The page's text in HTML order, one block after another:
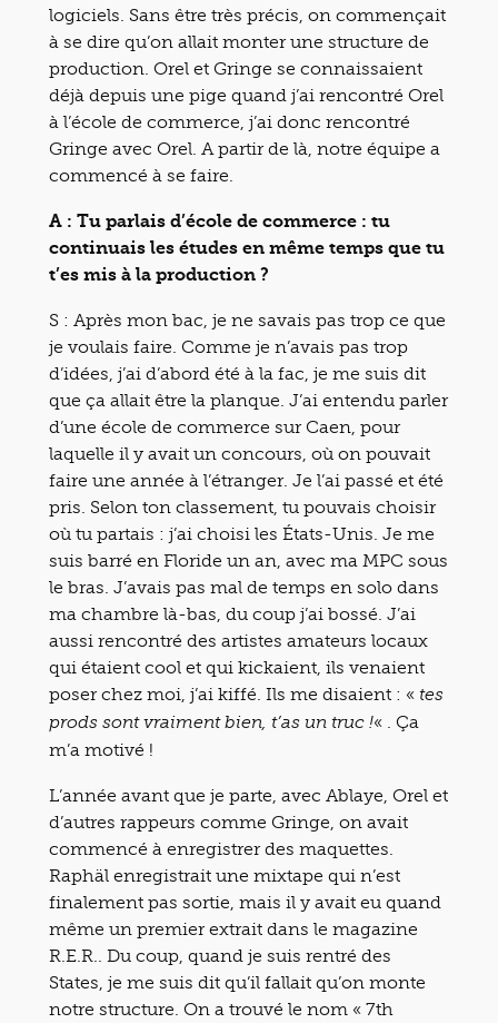
logiciels. Sans être très précis, on commençait
à se dire qu’on allait monter une structure de
production. Orel et Gringe se connaissaient
déjà depuis une pige quand j’ai rencontré Orel
à l’école de commerce, j’ai donc rencontré
Gringe avec Orel. A partir de là, notre équipe a
commencé à se faire.
A : Tu parlais d’école de commerce : tu
continuais les études en même temps que tu
t’es mis à la production ?
S : Après mon bac, je ne savais pas trop ce que
je voulais faire. Comme je n’avais pas trop
d’idées, j’ai d’abord été à la fac, je me suis dit
que ça allait être la planque. J’ai entendu parler
d’une école de commerce sur Caen, pour
laquelle il y avait un concours, où on pouvait
faire une année à l’étranger. Je l’ai passé et été
pris. Selon ton classement, tu pouvais choisir
où tu partais : j’ai choisi les États-Unis. Je me
suis barré en Floride un an, avec ma MPC sous
le bras. J’avais pas mal de temps en solo dans
ma chambre là-bas, du coup j’ai bossé. J’ai
aussi rencontré des artistes amateurs locaux
qui étaient cool et qui kickaient, ils venaient
poser chez moi, j’ai kiffé. Ils me disaient : « tes
prods sont vraiment bien, t’as un truc !« . Ça
m’a motivé !
L’année avant que je parte, avec Ablaye, Orel et
d’autres rappeurs comme Gringe, on avait
commencé à enregistrer des maquettes.
Raphäl enregistrait une mixtape qui n’est
finalement pas sortie, mais il y avait eu quand
même un premier extrait dans le magazine
R.E.R.. Du coup, quand je suis rentré des
States, je me suis dit qu’il fallait qu’on monte
notre structure. On a trouvé le nom « 7th